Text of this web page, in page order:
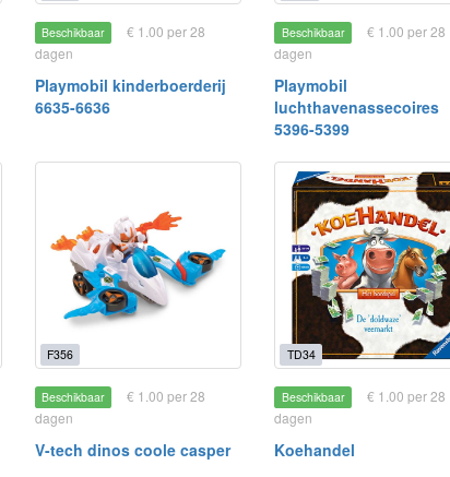
Beschikbaar
€ 1.00 per 28
dagen
Playmobil kinderboerderij
6635-6636
Beschikbaar
€ 1.00 per 28
dagen
Playmobil
luchthavenassecoires
5396-5399
F356
Beschikbaar
€ 1.00 per 28
dagen
V-tech dinos coole casper
TD34
Beschikbaar
€ 1.00 per 28
dagen
Koehandel